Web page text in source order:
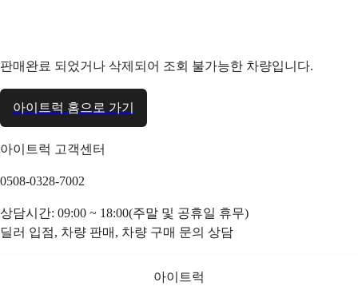
판매완료 되었거나 삭제되어 조회 불가능한 차량입니다.
아이트럭 홈으로 가기
아이트럭 고객센터
0508-0328-7002
상담시간: 09:00 ~ 18:00(주말 및 공휴일 휴무)
딜러 입점, 차량 판매, 차량 구매 문의 상담
아이트럭